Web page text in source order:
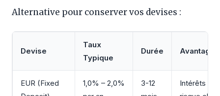
Alternative pour conserver vos devises :
Devise
Taux
Typique
Durée Avantages
EUR (Fixed
1,0% – 2,0%
3-12
Intérêts +